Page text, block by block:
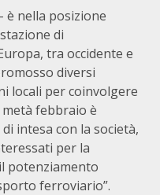
è nella posizione
di
tra occidente e
diversi
locali per coinvolgere
febbraio è
intesa con la società,
per la
potenziamento
ferroviario”.